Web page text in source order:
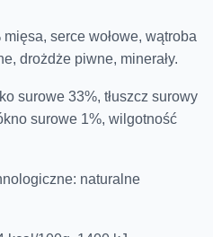
serce wołowe, wątroba
drożdże piwne, minerały.
surowe 33%, tłuszcz surowy
surowe 1%, wilgotność
naturalne